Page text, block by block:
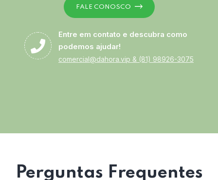
FALE CONOSCO
Entre em contato e descubra como
podemos ajudar!
comercial@dahora.vip & (81) 98926-3075
Perguntas Frequentes